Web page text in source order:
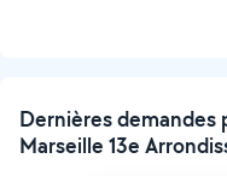
Dernières demandes
Marseille 13e